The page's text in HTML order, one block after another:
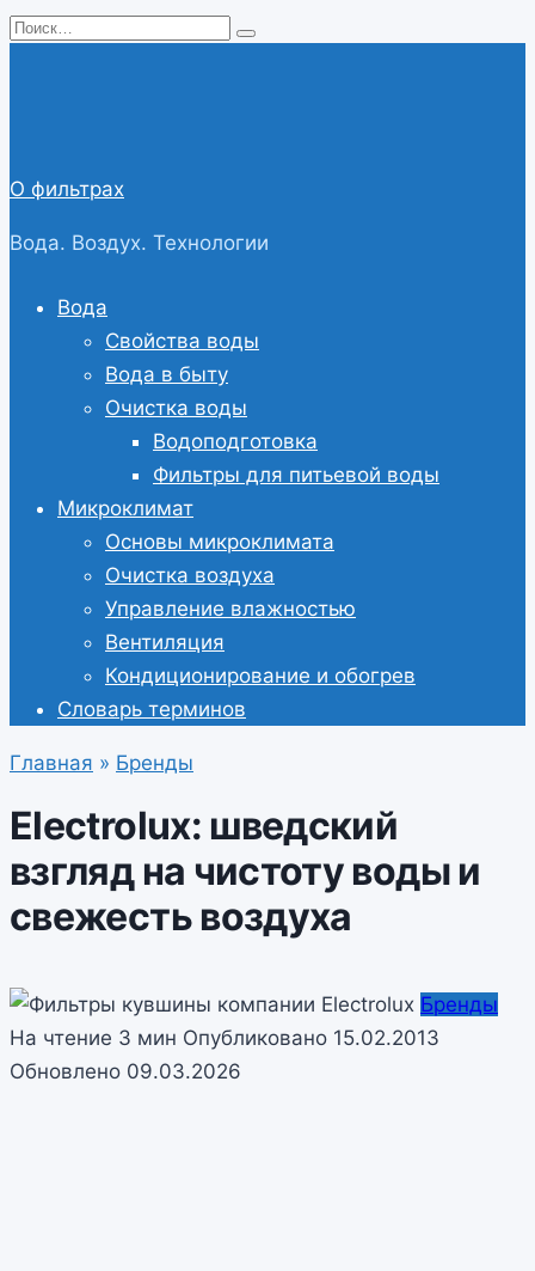
Перейти
Search
О фильтрах
Вода. Воздух. Технологии
Вода
Свойства воды
Вода в быту
Очистка воды
Водоподготовка
Фильтры для питьевой воды
Микроклимат
Основы микроклимата
Очистка воздуха
Управление влажностью
Вентиляция
Кондиционирование и обогрев
Словарь терминов
Главная » Бренды
Electrolux: шведский
взгляд на чистоту воды и
свежесть воздуха
Бренды
На чтение 3 мин Опубликовано 15.02.2013
Обновлено 09.03.2026